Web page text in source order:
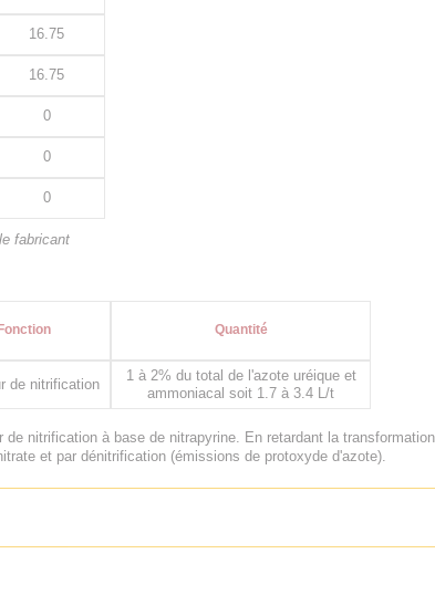
16.75
16.75
0
0
0
fabricant
Quantité
de nitrification
1 à 2% du total de l'azote uréique et
ammoniacal soit 1.7 à 3.4 L/t
nitrification à base de nitrapyrine. En retardant la
et par dénitrification (émissions de protoxyde d'azote).